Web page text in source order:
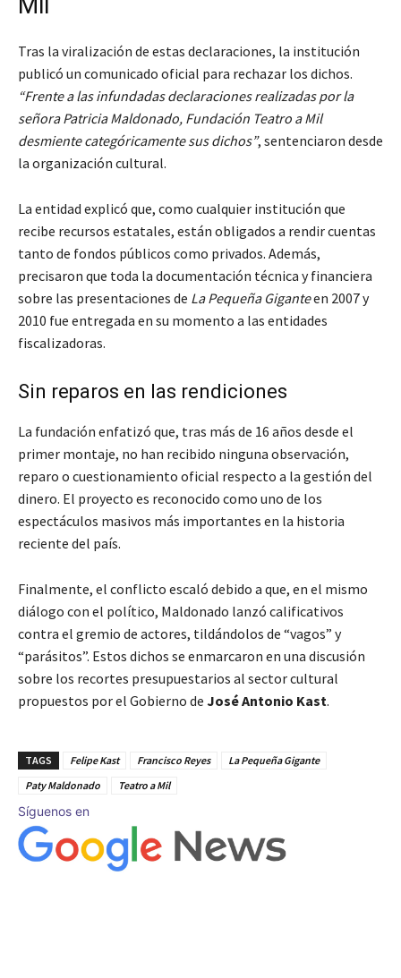
Tras la viralización de estas declaraciones, la institución
publicó un comunicado oficial para rechazar los dichos.
“Frente a las infundadas declaraciones realizadas por la
señora Patricia Maldonado, Fundación Teatro a Mil
desmiente categóricamente sus dichos”, sentenciaron desde
la organización cultural.
La entidad explicó que, como cualquier institución que
recibe recursos estatales, están obligados a rendir cuentas
tanto de fondos públicos como privados. Además,
precisaron que toda la documentación técnica y financiera
sobre las presentaciones de La Pequeña Giganteen 2007 y
2010 fue entregada en su momento a las entidades
fiscalizadoras.
Sin reparos en las rendiciones
La fundación enfatizó que, tras más de 16 años desde el
primer montaje, no han recibido ninguna observación,
reparo o cuestionamiento oficial respecto a la gestión del
dinero. El proyecto es reconocido como uno de los
espectáculos masivos más importantes en la historia
reciente del país.
Finalmente, el conflicto escaló debido a que, en el mismo
diálogo con el político, Maldonado lanzó calificativos
contra el gremio de actores, tildándolos de “vagos” y
“parásitos”. Estos dichos se enmarcaron en una discusión
sobre los recortes presupuestarios al sector cultural
propuestos por el Gobierno de José Antonio Kast.
TAGS Felipe Kast Francisco Reyes
La Pequeña Gigante
Paty Maldonado
Teatro a Mil
Síguenos en